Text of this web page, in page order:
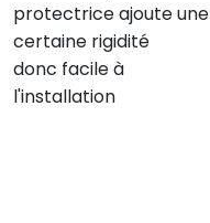
protectrice ajoute une
certaine rigidité
donc facile à
l'installation